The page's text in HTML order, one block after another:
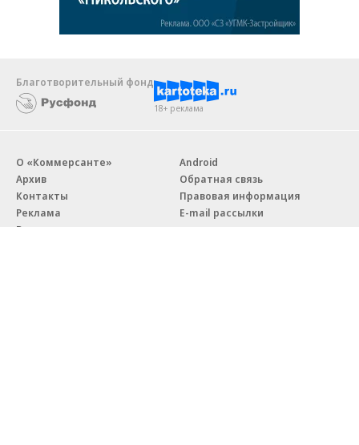
Благотворительный фонд
18+ реклама
О «Коммерсанте»
Архив
Контакты
Реклама
Вакансии
Android
Обратная связь
Правовая информация
E-mail рассылки